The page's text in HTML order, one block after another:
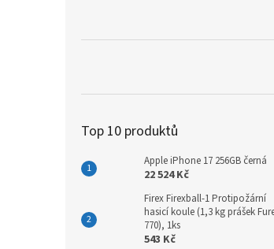
Top 10 produktů
Apple iPhone 17 256GB černá
22 524 Kč
Firex Firexball-1 Protipožární
hasicí koule (1,3 kg prášek
770), 1ks
543 Kč